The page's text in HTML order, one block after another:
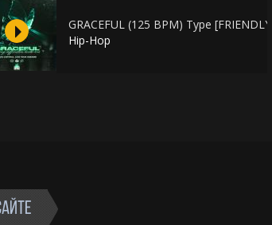
GRACEFUL (125 BPM) Type
Hip-Hop